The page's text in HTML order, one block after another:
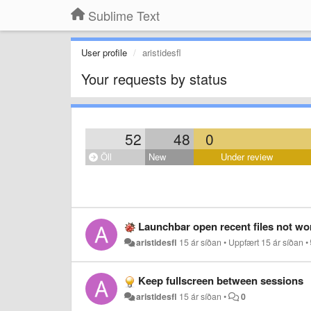
Sublime Text
User profile aristidesfl
Your requests by status
52 48 0
Öll New Under review
Launchbar open recent files not
aristidesfl 15 ár síðan • Uppfært 15 ár síðan •
Keep fullscreen between sessions
aristidesfl 15 ár síðan • 0